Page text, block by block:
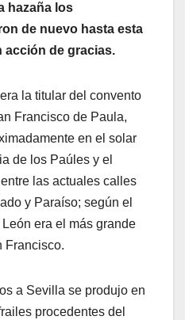
hazaña los
de nuevo hasta esta
acción de gracias.
la titular del convento
Francisco de Paula,
en el solar
de los Paúles y el
las actuales calles
y Paraíso; según el
era el más grande
Francisco.
a Sevilla se produjo en
procedentes del